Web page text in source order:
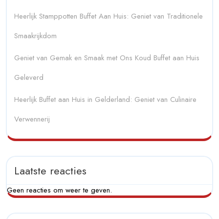
Heerlijk Stamppotten Buffet Aan Huis: Geniet van Traditionele
Smaakrijkdom
Geniet van Gemak en Smaak met Ons Koud Buffet aan Huis
Geleverd
Heerlijk Buffet aan Huis in Gelderland: Geniet van Culinaire
Verwennerij
Laatste reacties
Geen reacties om weer te geven.